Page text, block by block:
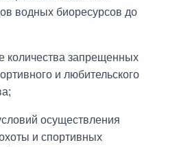
водных биоресурсов до
количества запрещенных
и любительского
осуществления
и спортивных